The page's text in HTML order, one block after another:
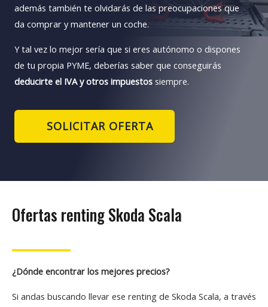
además también te olvidarás de las preocupaciones que
da comprar y mantener un coche.
Y tal vez lo mejor sería que si eres autónomo o dispones
de tu propia PYME, deberías saber que conseguirás
deducirte el IVA y otros impuestos siempre.
SOLICITAR OFERTA
Ofertas renting Skoda Scala
¿Dónde encontrar los mejores precios?
Si andas buscando llevar ese renting de Skoda Scala, a través